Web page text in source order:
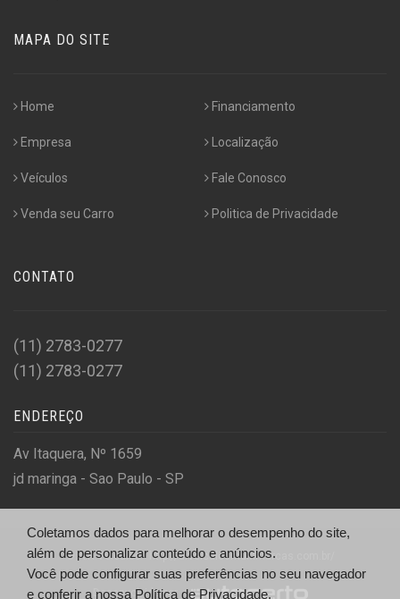
MAPA DO SITE
Home
Empresa
Veículos
Venda seu Carro
Financiamento
Localização
Fale Conosco
Politica de Privacidade
CONTATO
(11) 2783-0277
(11) 2783-0277
ENDEREÇO
Av Itaquera, Nº 1659
jd maringa - Sao Paulo - SP
© A.R Veiculos - http://arveiculosmultimarcas.com.br/
Desenvolvido por
Coletamos dados para melhorar o desempenho do site,
além de personalizar conteúdo e anúncios.
Você pode configurar suas preferências no seu navegador
e conferir a nossa Política de Privacidade.